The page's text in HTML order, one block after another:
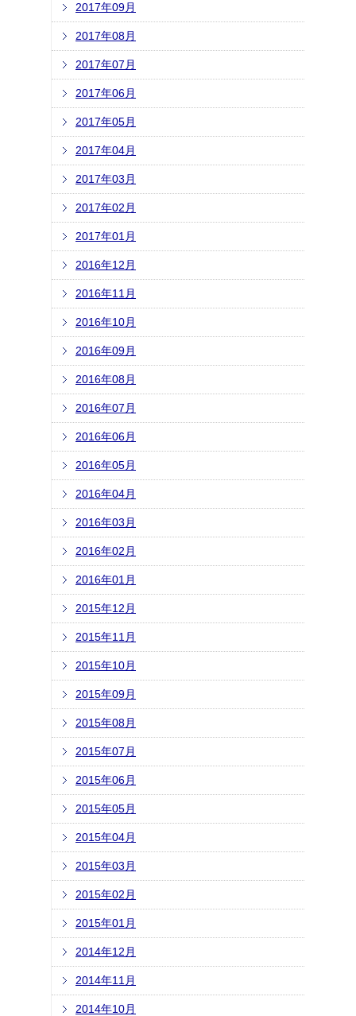
2017年09月
2017年08月
2017年07月
2017年06月
2017年05月
2017年04月
2017年03月
2017年02月
2017年01月
2016年12月
2016年11月
2016年10月
2016年09月
2016年08月
2016年07月
2016年06月
2016年05月
2016年04月
2016年03月
2016年02月
2016年01月
2015年12月
2015年11月
2015年10月
2015年09月
2015年08月
2015年07月
2015年06月
2015年05月
2015年04月
2015年03月
2015年02月
2015年01月
2014年12月
2014年11月
2014年10月